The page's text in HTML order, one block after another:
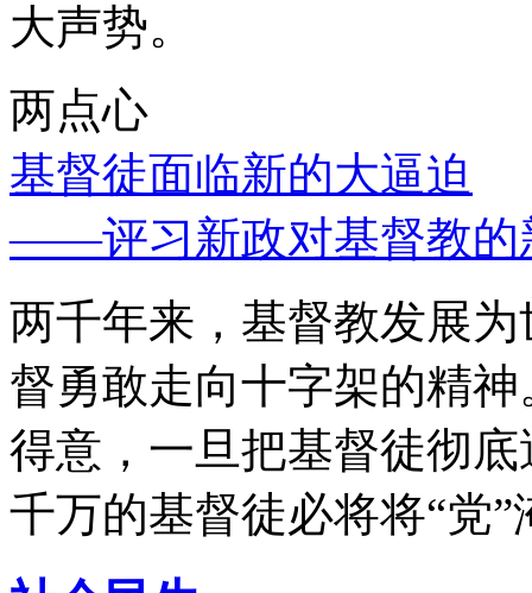
大声势。
两点心
基督徒面临新的大逼迫
——评习新政对基督教的
两千年来，基督教发展
督勇敢走向十字架的精
得意，一旦把基督徒彻
千万的基督徒必将将“党”